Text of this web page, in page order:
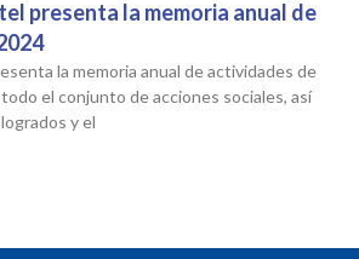
presenta la memoria anual de
la memoria anual de actividades de
el conjunto de acciones sociales, así
y el